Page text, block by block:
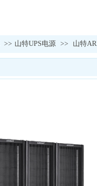
>> 山特UPS电源 >> 山特